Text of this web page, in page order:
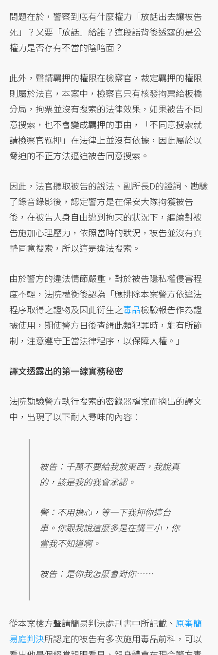
問題在於，警察到底有什麼權力「放話出去讓被告
死」？又要「放話」給誰？這段話背後透露的是公
權力是否存有不當的陰暗面？
此外，聲請羈押的權限在檢察官，裁定羈押的權限
則屬於法官，本案中，檢察官只有核發拘票給板橋
分局，拘票並沒有搜索的法律效果，如果被告不同
意搜索，也不會變成羈押的事由，「不同意搜索就
請檢察官羈押」在法律上並沒有依據，因此屬於以
脅迫的不正方法逼迫被告同意搜索。
因此，法官聽取被告的說法、副所長D的證詞、勘驗
了錄音錄影後，認定警方是在保安大隊拘獲被告
後，在被告人身自由遭到拘束的狀況下，繼續對被
告施加心理壓力，依照當時的狀況，被告並沒有真
摯同意搜索，所以這是違法搜索。
由於警方的違法情節嚴重，對於被告隱私權侵害程
度不輕，法院權衡後認為「應排除本案警方依違法
程序取得之證物及因此衍生之毒品檢驗報告作為證
據使用，期使警方日後查緝此類犯罪時，能有所節
制，注意遵守正當法律程序，以保障人權。」
譯文透露出的第一線實務秘密
法院勘驗警方執行搜索的密錄器檔案而摘出的譯文
中，出現了以下耐人尋味的內容：
被告：千萬不要給我放東西，我說真
的，該是我的我會承認。
警：不用擔心，等一下我押你這台
車。你跟我說這麼多是在講三小，你
當我不知道啊。
被告：是你我怎麼會對你……
從本案檢方聲請簡易判決處刑書中所記載、 原審簡
易庭判決所認定的被告有多次施用毒品前科，可以